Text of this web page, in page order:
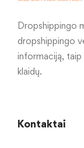
Dropshippingo
dropshippingo
informaciją, taip
klaidų.
Kontaktai